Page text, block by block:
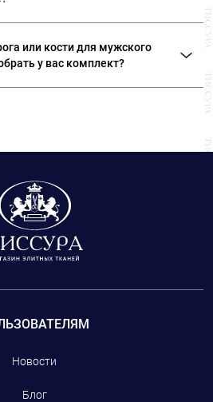
от ювелирных изделий.
или кости для мужского
у вас комплект?
Новости
Блог